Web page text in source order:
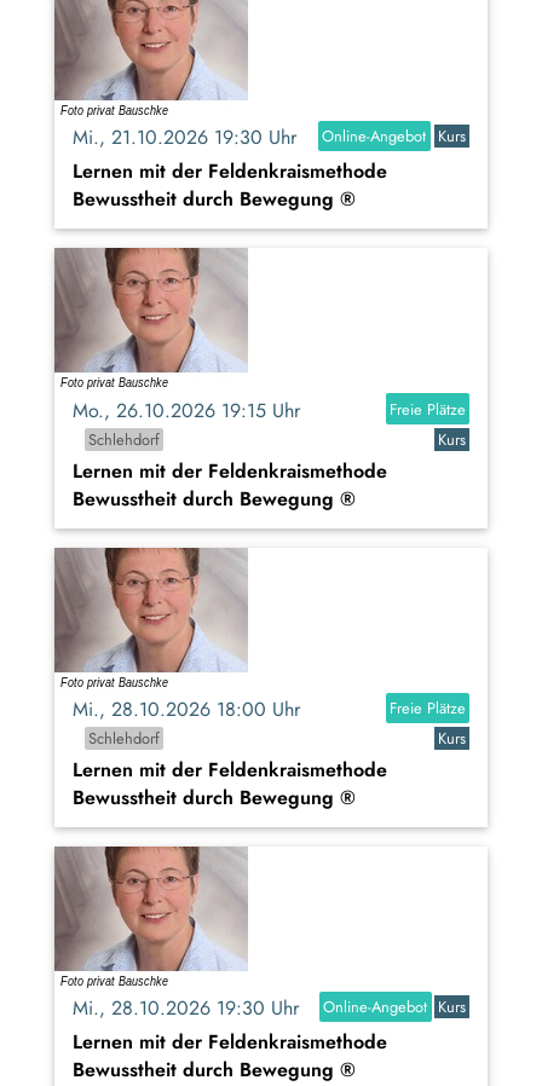
Mi., 21.10.2026 19:30 Uhr Online-Angebot Kurs
Lernen mit der Feldenkraismethode
Bewusstheit durch Bewegung ®
Mo., 26.10.2026 19:15 Uhr
Freie Plätze
Schlehdorf
Kurs
Lernen mit der Feldenkraismethode
Bewusstheit durch Bewegung ®
Mi., 28.10.2026 18:00 Uhr
Freie Plätze
Schlehdorf
Kurs
Lernen mit der Feldenkraismethode
Bewusstheit durch Bewegung ®
Mi., 28.10.2026 19:30 Uhr Online-Angebot Kurs
Lernen mit der Feldenkraismethode
Bewusstheit durch Bewegung ®